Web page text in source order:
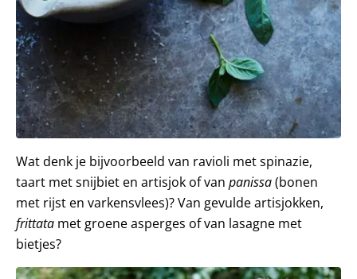
Wat denk je bijvoorbeeld van ravioli met spinazie,
taart met snijbiet en artisjok of van panissa(bonen
met rijst en varkensvlees)? Van gevulde artisjokken,
frittata met groene asperges of van lasagne met
bietjes?